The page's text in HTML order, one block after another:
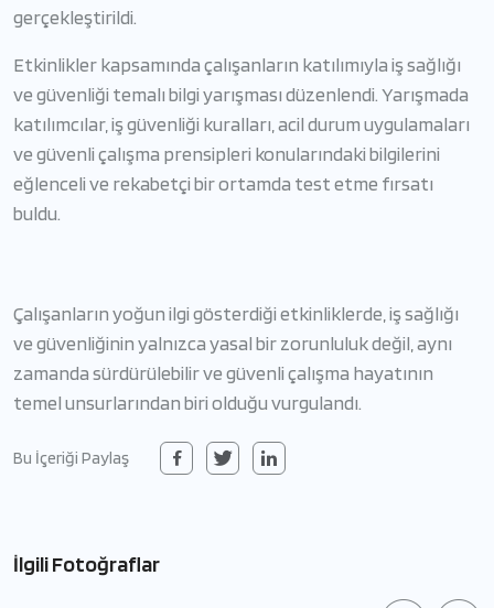
gerçekleştirildi.
Etkinlikler kapsamında çalışanların katılımıyla iş sağlığı
ve güvenliği temalı bilgi yarışması düzenlendi. Yarışmada
katılımcılar, iş güvenliği kuralları, acil durum uygulamaları
ve güvenli çalışma prensipleri konularındaki bilgilerini
eğlenceli ve rekabetçi bir ortamda test etme fırsatı
buldu.
Çalışanların yoğun ilgi gösterdiği etkinliklerde, iş sağlığı
ve güvenliğinin yalnızca yasal bir zorunluluk değil, aynı
zamanda sürdürülebilir ve güvenli çalışma hayatının
temel unsurlarından biri olduğu vurgulandı.
Bu İçeriği Paylaş
İlgili Fotoğraflar